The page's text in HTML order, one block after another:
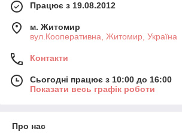
Працює з 19.08.2012
м. Житомир
вул.Кооперативна, Житомир, Україна
Контакти
Сьогодні працює з 10:00 до 16:00
Показати весь графік роботи
Про нас